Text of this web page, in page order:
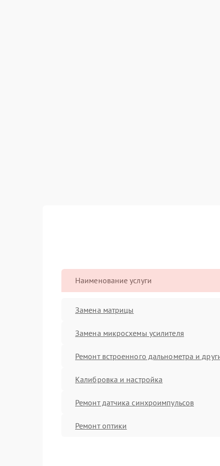
Наименование услуги
Замена матрицы
Замена микросхемы усилителя
Ремонт встроенного дальнометра и
Калибровка и настройка
Ремонт датчика синхроимпульсов
Ремонт оптики